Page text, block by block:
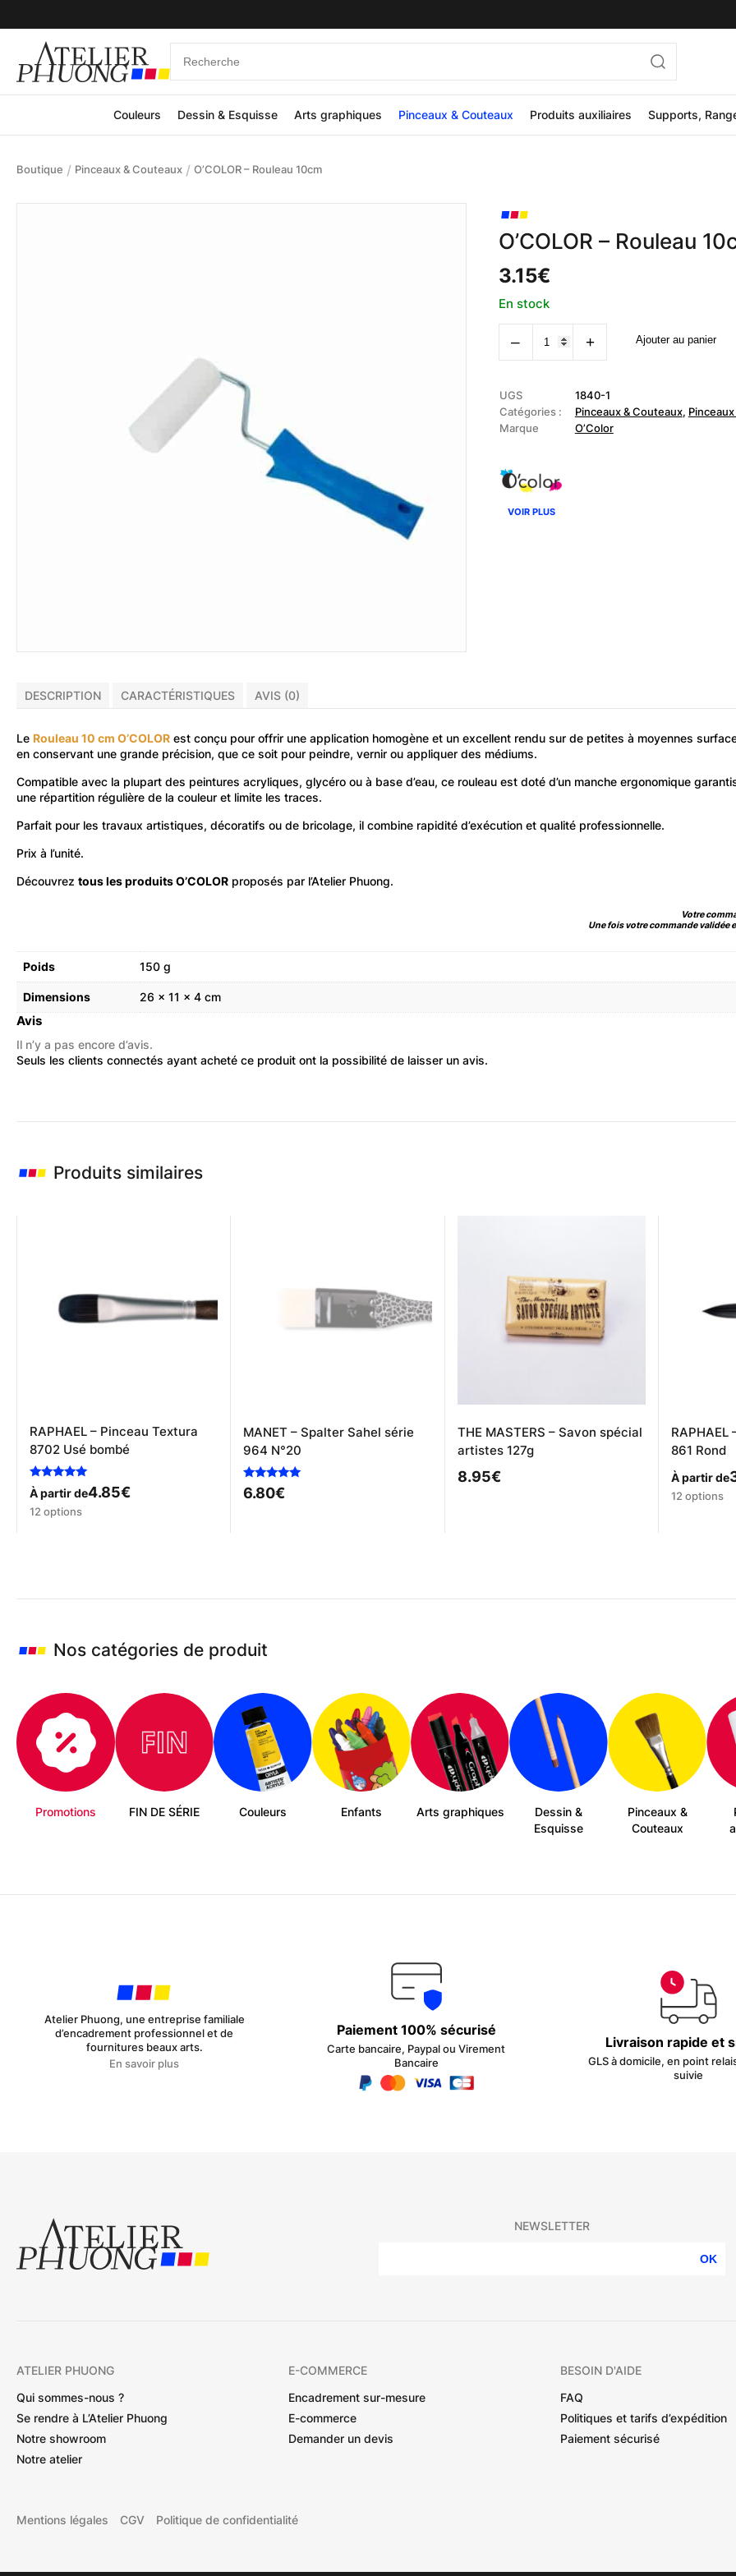
Couleurs Dessin & Esquisse Arts graphiques Pinceaux & Couteaux Produits auxiliaires Supports,
Boutique / Pinceaux & Couteaux / O’COLOR – Rouleau 10cm
O’COLOR – Rouleau
3.15€
En stock
‒
quantité
de
O'COLOR
10cm
+ Ajouter au panier
UGS
1840-1
Catégories :
Pinceaux & Couteaux,
Marque
O’Color
VOIR PLUS
DESCRIPTION CARACTÉRISTIQUES AVIS (0)
Le Rouleau 10 cm O’COLOR est conçu pour offrir une application homogène et un excellent rendu sur de petites à moyennes
en conservant une grande précision, que ce soit pour peindre, vernir ou appliquer des médiums.
Compatible avec la plupart des peintures acryliques, glycéro ou à base d’eau, ce rouleau est doté d’un manche ergonomique
une répartition régulière de la couleur et limite les traces.
Parfait pour les travaux artistiques, décoratifs ou de bricolage, il combine rapidité d’exécution et qualité professionnelle.
Prix à l’unité.
Découvrez tous les produits O’COLOR proposés par l’Atelier Phuong.
Votre
Une fois votre commande validée
Poids 150 g
Dimensions 26 × 11 × 4 cm
Avis
Il n’y a pas encore d’avis.
Seuls les clients connectés ayant acheté ce produit ont la possibilité de laisser un avis.
Produits similaires
RAPHAEL – Pinceau Textura
8702 Usé bombé
Note
5.00
sur 5
À partir de4.85€
Ce
choisies
page
du
produit
12 options
MANET – Spalter Sahel série
964 N°20
Note
5.00
6.80€
THE MASTERS – Savon spécial
artistes 127g
8.95€
861 Rond
À partir de
Ce
page
du
produit
12 options
Nos catégories de produit
Promotions FIN DE SÉRIE Couleurs Enfants Arts graphiques
Dessin &
Esquisse
Pinceaux &
Couteaux
Atelier Phuong, une entreprise familiale
d’encadrement professionnel et de
fournitures beaux arts.
En savoir plus
Paiement 100% sécurisé
Carte bancaire, Paypal ou Virement
Bancaire
Livraison rapide et
GLS à domicile, en point
suivie
NEWSLETTER
OK
ATELIER PHUONG
Qui sommes-nous ?
Se rendre à L’Atelier Phuong
Notre showroom
Notre atelier
E-COMMERCE
Encadrement sur-mesure
E-commerce
Demander un devis
BESOIN D'AIDE
FAQ
Politiques et tarifs d’expédition
Paiement sécurisé
Mentions légales CGV Politique de confidentialité